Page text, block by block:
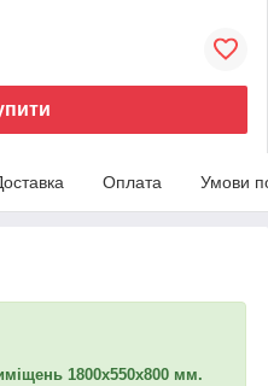
Оплата Умови
1800х550х800 мм.